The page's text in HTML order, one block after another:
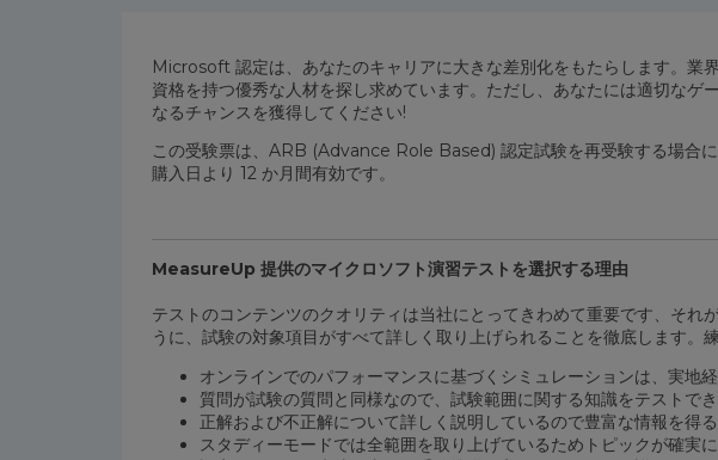
Microsoft 認定は、あなたのキャリアに大きな差別化をもたらします。業界
資格を持つ優秀な人材を探し求めています。ただし、あなたには適切な
なるチャンスを獲得してください!
この受験票は、ARB (Advance Role Based) 認定試験を再受験する場合に
購入日より 12 か月間有効です。
MeasureUp 提供のマイクロソフト演習テストを選択する理由
テストのコンテンツのクオリティは当社にとってきわめて重要です、そ
うに、試験の対象項目がすべて詳しく取り上げられることを徹底します。
オンラインでのパフォーマンスに基づくシミュレーションは、実地
質問が試験の質問と同様なので、試験範囲に関する知識をテストで
正解および不正解について詳しく説明しているので豊富な情報を得
スタディーモードでは全範囲を取り上げているためトピックが確実